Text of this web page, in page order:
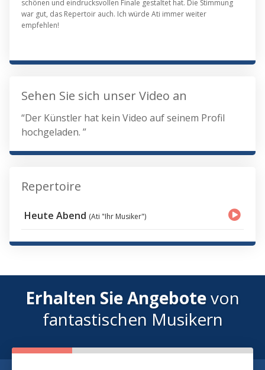
schönen und eindrucksvollen Finale gestaltet hat. Die Stimmung
war gut, das Repertoir auch. Ich würde Ati immer weiter
empfehlen!
Sehen Sie sich unser Video an
“Der Künstler hat kein Video auf seinem Profil
hochgeladen. ”
Repertoire
Heute Abend (Ati "Ihr Musiker")
Erhalten Sie Angebotevon
fantastischen Musikern